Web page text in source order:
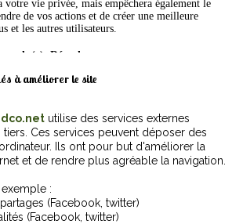
à améliorer le site
utilise des services externes
Ces services peuvent déposer des
Ils ont pour but d'améliorer la
et de rendre plus agréable la navigation.
:
(Facebook, twitter)
(Facebook, twitter)